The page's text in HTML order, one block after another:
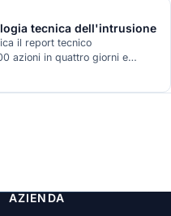
tecnica dell'intrusione
il report tecnico
azioni in quattro giorni e
condivisa legata a
aperte e cosa no.
AZIENDA